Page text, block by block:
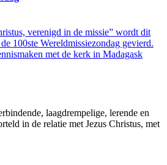
verenigd in de missie” wordt dit
100ste Wereldmissiezondag gevierd.
met de kerk in Madagask
laagdrempelige, lerende en
in de relatie met Jezus Christus, met